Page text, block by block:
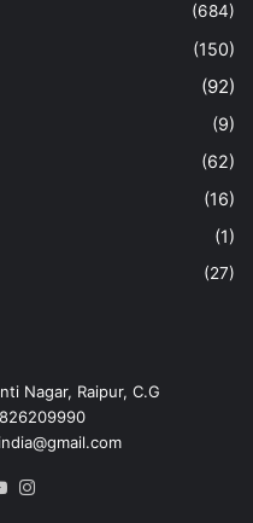
(684)
(150)
(92)
(9)
(62)
(16)
(1)
(27)
Nagar, Raipur, C.G
YouTube